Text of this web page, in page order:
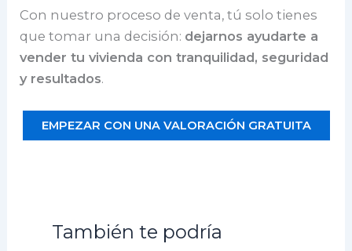
Con nuestro proceso de venta, tú solo tienes
que tomar una decisión: dejarnos ayudarte a
vender tu vivienda con tranquilidad, seguridad
y resultados.
EMPEZAR CON UNA VALORACIÓN GRATUITA
También te podría